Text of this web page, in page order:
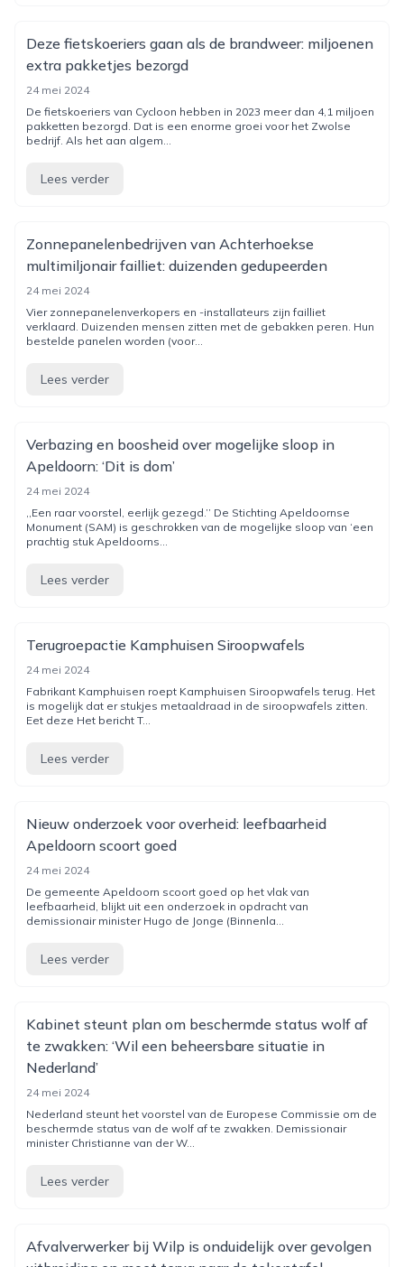
Deze fietskoeriers gaan als de brandweer: miljoenen
extra pakketjes bezorgd
24 mei 2024
De fietskoeriers van Cycloon hebben in 2023 meer dan 4,1 miljoen
pakketten bezorgd. Dat is een enorme groei voor het Zwolse
bedrijf. Als het aan algem...
Lees verder
Zonnepanelenbedrijven van Achterhoekse
multimiljonair failliet: duizenden gedupeerden
24 mei 2024
Vier zonnepanelenverkopers en -installateurs zijn failliet
verklaard. Duizenden mensen zitten met de gebakken peren. Hun
bestelde panelen worden (voor...
Lees verder
Verbazing en boosheid over mogelijke sloop in
Apeldoorn: ‘Dit is dom’
24 mei 2024
,,Een raar voorstel, eerlijk gezegd.’’ De Stichting Apeldoornse
Monument (SAM) is geschrokken van de mogelijke sloop van ‘een
prachtig stuk Apeldoorns...
Lees verder
Terugroepactie Kamphuisen Siroopwafels
24 mei 2024
Fabrikant Kamphuisen roept Kamphuisen Siroopwafels terug. Het
is mogelijk dat er stukjes metaaldraad in de siroopwafels zitten.
Eet deze Het bericht T...
Lees verder
Nieuw onderzoek voor overheid: leefbaarheid
Apeldoorn scoort goed
24 mei 2024
De gemeente Apeldoorn scoort goed op het vlak van
leefbaarheid, blijkt uit een onderzoek in opdracht van
demissionair minister Hugo de Jonge (Binnenla...
Lees verder
Kabinet steunt plan om beschermde status wolf af
te zwakken: ‘Wil een beheersbare situatie in
Nederland’
24 mei 2024
Nederland steunt het voorstel van de Europese Commissie om de
beschermde status van de wolf af te zwakken. Demissionair
minister Christianne van der W...
Lees verder
Afvalverwerker bij Wilp is onduidelijk over gevolgen